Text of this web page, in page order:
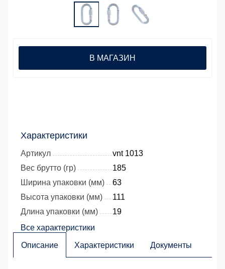
Характеристики
Артикул
vnt 1013
Вес брутто (гр)
185
Ширина упаковки (мм)
63
Высота упаковки (мм)
111
Длина упаковки (мм)
19
Все характеристики
В МАГАЗИН
Описание Характеристики Документы